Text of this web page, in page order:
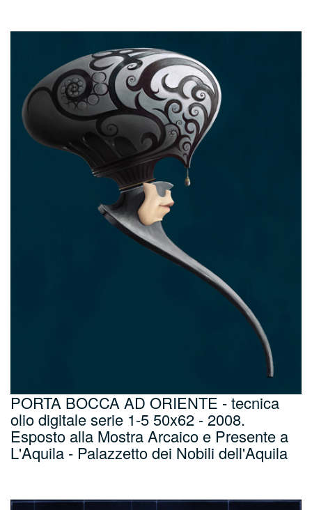
PORTA BOCCA AD ORIENTE - tecnica
olio digitale serie 1-5 50x62 - 2008.
Esposto alla Mostra Arcaico e Presente a
L'Aquila - Palazzetto dei Nobili dell'Aquila